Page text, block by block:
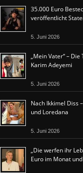
35.000 Euro
veröffentlicht
5. Juni 2026
„Mein Vater“ –
Karim Adeyemi
5. Juni 2026
Nach Ikkimel Diss
und Loredana
5. Juni 2026
„Die werfen ihr
Euro im Monat